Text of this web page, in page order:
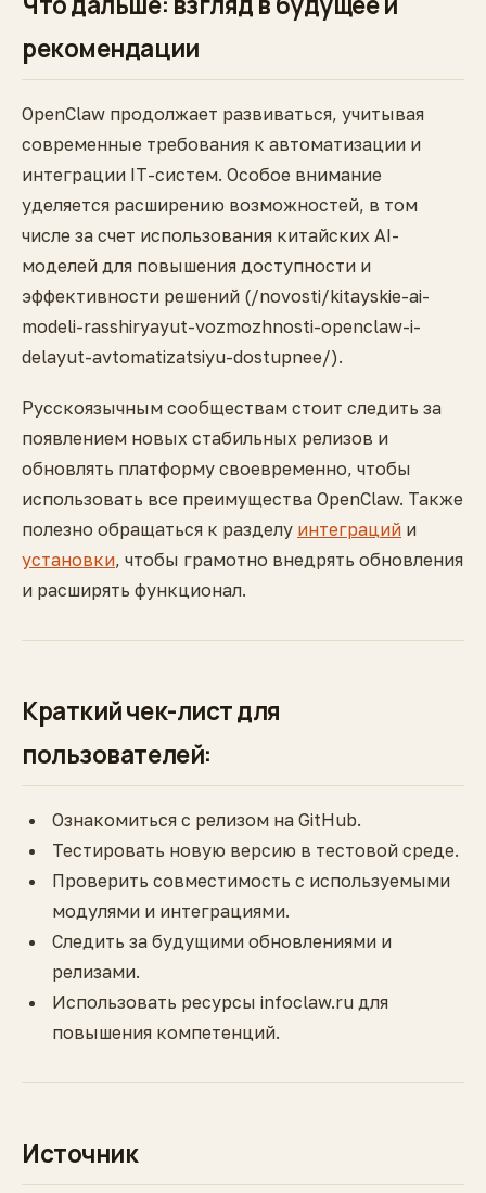
рекомендации
OpenClaw продолжает развиваться, учитывая
современные требования к автоматизации и
интеграции IT-систем. Особое внимание
уделяется расширению возможностей, в том
числе за счет использования китайских AI-
моделей для повышения доступности и
эффективности решений (/novosti/kitayskie-ai-
modeli-rasshiryayut-vozmozhnosti-openclaw-i-
delayut-avtomatizatsiyu-dostupnee/).
Русскоязычным сообществам стоит следить за
появлением новых стабильных релизов и
обновлять платформу своевременно, чтобы
использовать все преимущества OpenClaw. Также
полезно обращаться к разделу интеграций и
установки, чтобы грамотно внедрять обновления
и расширять функционал.
Краткий чек-лист для
пользователей:
Ознакомиться с релизом на GitHub.
Тестировать новую версию в тестовой среде.
Проверить совместимость с используемыми
модулями и интеграциями.
Следить за будущими обновлениями и
релизами.
Использовать ресурсы infoclaw.ru для
повышения компетенций.
Источник